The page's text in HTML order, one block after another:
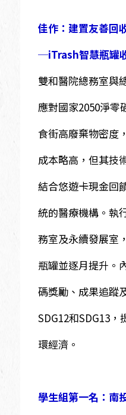
佳作：建置友善回
─iTrash智慧瓶罐
雙和醫院總務室與
應對國家2050淨零
食街高廢棄物密度
成本略高，但其技
結合悠遊卡現金回
統的醫療機構。執
務室及永續發展室
瓶罐並逐月提升。
碼獎勵、成果追蹤
SDG12和SDG13
環經濟。
學生組第一名：南